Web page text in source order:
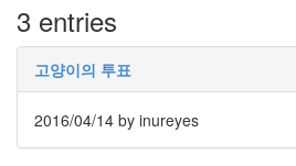
3 entries
고양이의 투표
2016/04/14 by inureyes
단
상
덕
질
의